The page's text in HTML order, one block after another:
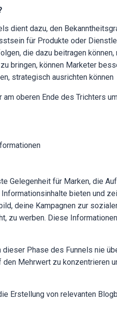
dient dazu, den
für Produkte oder
die dazu beitragen
bringen, können Marketer
strategisch ausrichten können
oberen Ende des Trichters
Gelegenheit für Marken, die
bieten und
deine Kampagnen zur
zu werben. Diese
dieser Phase des Funnels nie
Mehrwert zu konzentrieren
Erstellung von relevanten